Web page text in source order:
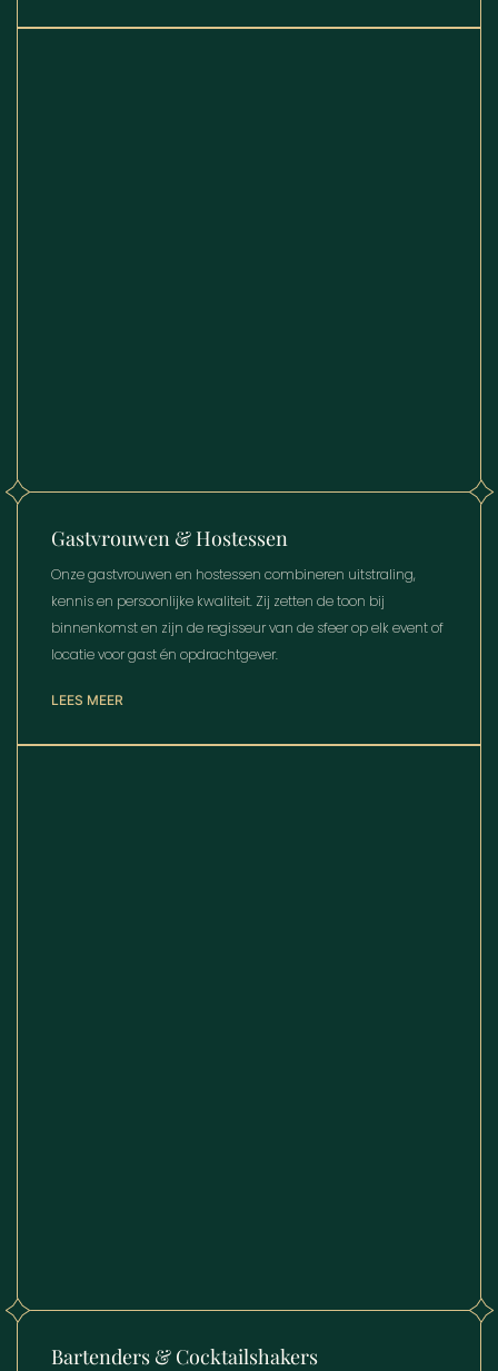
Gastvrouwen & Hostessen
Onze gastvrouwen en hostessen combineren uitstraling,
kennis en persoonlijke kwaliteit. Zij zetten de toon bij
binnenkomst en zijn de regisseur van de sfeer op elk event of
locatie voor gast én opdrachtgever.
LEES MEER
Bartenders & Cocktailshakers